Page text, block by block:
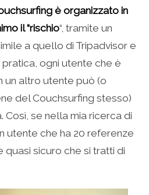
è organizzato in
il “rischio“, tramite un
a quello di Tripadvisor e
pratica, ogni utente che è
un altro utente può (o
del Couchsurfing stesso)
Così, se nella mia ricerca di
utente che ha 20 referenze
sicuro che si tratti di